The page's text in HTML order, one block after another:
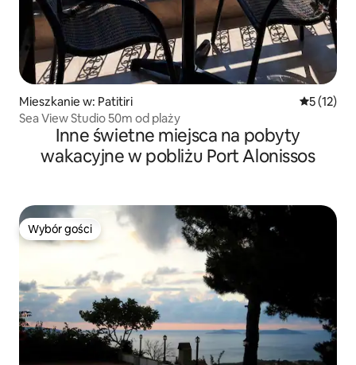
Mieszkanie w: Patitiri Średnia
5 (12)
Sea View Studio 50m od plaży
Inne świetne miejsca na pobyty
wakacyjne w pobliżu Port Alonissos
Wybór gości
Wybór gości